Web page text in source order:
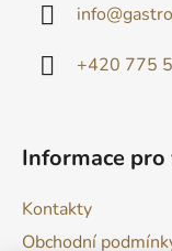
info@
+420 775
Informace pro
Kontakty
Obchodní